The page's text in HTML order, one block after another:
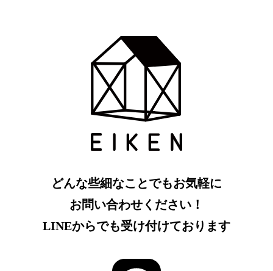
どんな些細なことでもお気軽に
お問い合わせください！
LINEからでも受け付けております